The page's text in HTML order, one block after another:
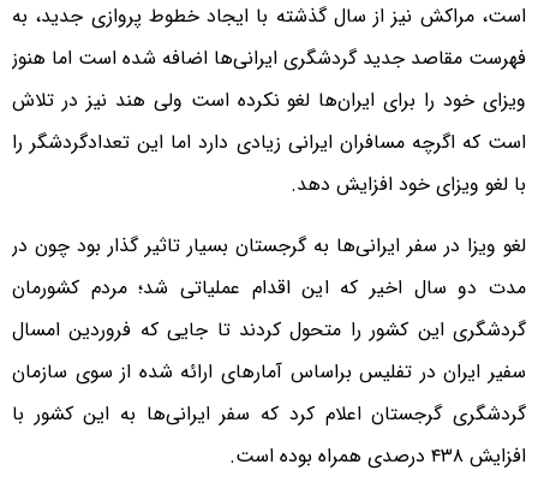
است، مراکش نیز از سال گذشته با ایجاد خطوط پروازی جدید، به
فهرست مقاصد جدید گردشگری ایرانی‌ها اضافه شده است اما هنوز
ویزای خود را برای ایران‌ها لغو نکرده است ولی هند نیز در تلاش
است که اگرچه مسافران ایرانی زیادی دارد اما این تعدادگردشگر را
با لغو ویزای خود افزایش دهد.
لغو ویزا در سفر ایرانی‌ها به گرجستان بسیار تاثیر گذار بود چون در
مدت دو سال اخیر که این اقدام عملیاتی شد؛ مردم کشورمان
گردشگری این کشور را متحول کردند تا جایی که فروردین امسال
سفیر ایران در تفلیس براساس آمارهای ارائه شده از سوی سازمان
گردشگری گرجستان اعلام کرد که سفر ایرانی‌ها به این کشور با
افزایش ۴۳۸ درصدی همراه بوده است.